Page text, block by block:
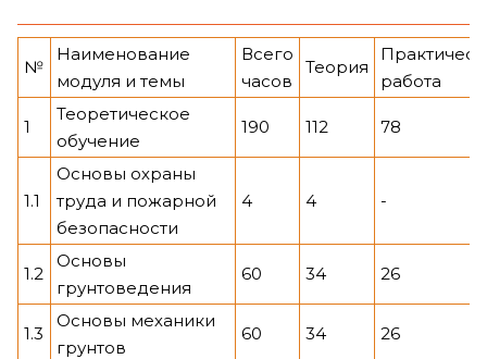
№
Наименование
модуля и темы
Всего
часов
Теория
работа
1
Теоретическое
обучение
190 112 78
1.1
Основы охраны
труда и пожарной
безопасности
4 4 -
1.2
Основы
грунтоведения
60 34 26
1.3
Основы механики
грунтов
60 34 26